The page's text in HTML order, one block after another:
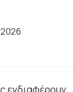
ενδιαφέρουν